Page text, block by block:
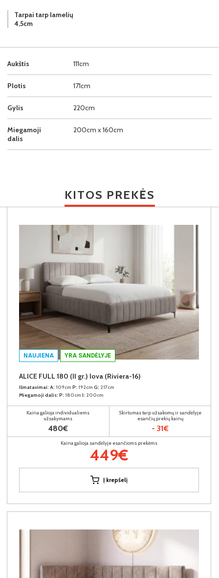
Aukštis 111cm
Plotis 171cm
Gylis 220cm
Miegamoji
dalis
200cm x 160cm
Tarpai tarp lamelių
4,5cm
KITOS PREKĖS
NAUJIENA YRA SANDĖLYJE
ALICE FULL 180 (II gr.) lova (Riviera-16)
Išmatavimai: A: 109cm P: 192cm G: 217cm
Miegamoji dalis: P: 180cm I: 200cm
Kaina galioja individualiems
užsakymams
480€
Skirtumas tarp užsakomų ir sandėlyje
esančių prekių kainų
- 31€
Kaina galioja sandėlyje esančioms prekėms
449€
Į krepšelį